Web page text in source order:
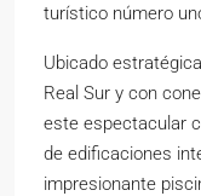
turístico número
Ubicado
Real Sur y con
este espectacular
de edificaciones
impresionante